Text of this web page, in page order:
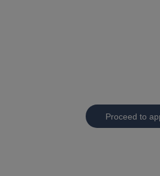
Proceed to